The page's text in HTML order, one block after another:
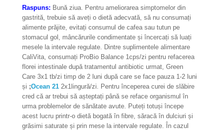
Raspuns: Bună ziua. Pentru ameliorarea simptomelor din
gastrită, trebuie să aveți o dietă adecvată, să nu consumați
alimente prăjite, evitați consumul de cafea sau tutun pe
stomacul gol, mâncărurile condimentate și încercați să luați
mesele la intervale regulate. Dintre suplimentele alimentare
CaliVita, consumați ProBio Balance 1cps/zi pentru refacerea
florei intestinale după tratamentul antibiotic urmat, Green
Care 3x1 tb/zi timp de 2 luni după care se face pauza 1-2 luni
și ;Ocean 21 2x1lingură/zi. Pentru începerea curei de slăbire
cred că ar trebui să așteptați până se reface organismul în
urma problemelor de sănătate avute. Puteți totuși începe
acest lucru printr-o dietă bogată în fibre, săracă în dulciuri și
grăsimi saturate și prin mese la intervale regulate. În cazul